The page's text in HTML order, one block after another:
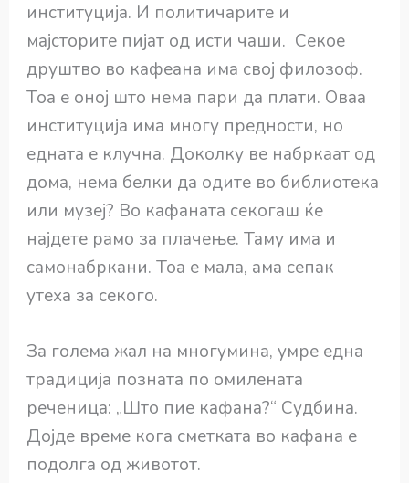
институција. И политичарите и
мајсторите пијат од исти чаши. Секое
друштво во кафеана има свој филозоф.
Тоа е оној што нема пари да плати. Оваа
институција има многу предности, но
едната е клучна. Доколку ве набркаат од
дома, нема белки да одите во библиотека
или музеј? Во кафаната секогаш ќе
најдете рамо за плачење. Таму има и
самонабркани. Тоа е мала, ама сепак
утеха за секого.
За голема жал на многумина, умре една
традиција позната по омилената
реченица: „Што пие кафана?“ Судбина.
Дојде време кога сметката во кафана е
подолга од животот.